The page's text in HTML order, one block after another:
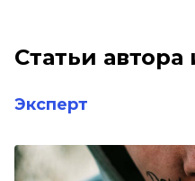
Статьи автора
Эксперт